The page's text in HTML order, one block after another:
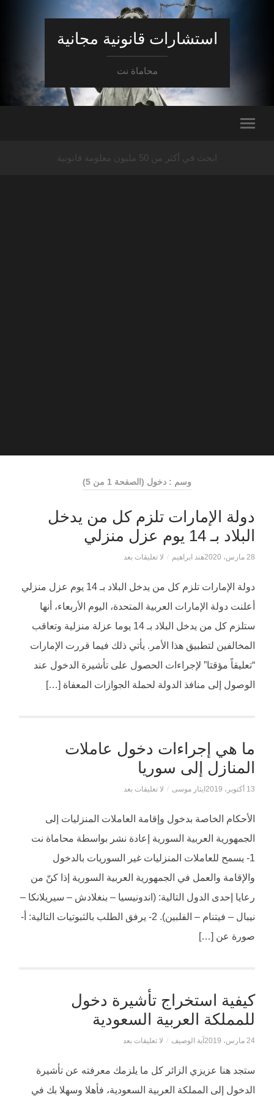
استشارات قانونية مجانية
محاماة نت
ابحث في أكثر من 50 مليون معلومة قانونية
وسم : دخول (الصفحة 1 من 5)
دولة الإمارات تلزم كل من يدخل
البلاد بـ 14 يوم عزل منزلي
28 مارس، 2020 هند ابراهيم / لا تعليقات بعد
دولة الإمارات تلزم كل من يدخل البلاد بـ 14 يوم عزل منزلي
أعلنت دولة الإمارات العربية المتحدة، اليوم الأربعاء، أنها
ستلزم كل من يدخل البلاد بـ 14 يوما عزلة منزلية وتعاقب
المخالفين لتطبيق هذا الأمر. يأتي ذلك فيما قررت الإمارات
“تعليقاً مؤقتا” لإجراءات الحصول على تأشيرة الدخول عند
الوصول إلى منافذ الدولة لحملة الجوازات المعفاة […]
ما هي إجراءات دخول عاملات
المنازل إلى سوريا
13 أكتوبر، 2019 ايثار موسى / لا تعليقات بعد
الأحكام الخاصة بدخول وإقامة العاملات المنزليات إلى
الجمهورية العربية السورية إعادة نشر بواسطة محاماة نت
1- يسمح للعاملات المنزليات غير السوريات بالدخول
والإقامة والعمل في الجمهورية العربية السورية إذا كنّ من
رعايا إحدى الدول التالية: (اندونيسيا – بنغلادش – سيريلانكا –
نيبال – فيتنام – الفلبين). 2- يرفق الطلب بالثبوتيات التالية: أ-
صورة عن […]
كيفية استخراج تأشيرة دخول
للمملكة العربية السعودية
24 مارس، 2019 آية الوصيف / لا تعليقات بعد
ستجد هنا عزيزي الزائر كل ما يلزمك معرفته عن تأشيرة
الدخول إلى المملكة العربية السعودية، فأهلا وسهلا بك في